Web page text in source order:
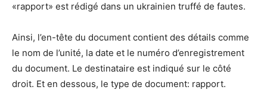
«rapport» est rédigé dans un ukrainien truffé de fautes.
Ainsi, l’en-tête du document contient des détails comme
le nom de l’unité, la date et le numéro d’enregistrement
du document. Le destinataire est indiqué sur le côté
droit. Et en dessous, le type de document: rapport.